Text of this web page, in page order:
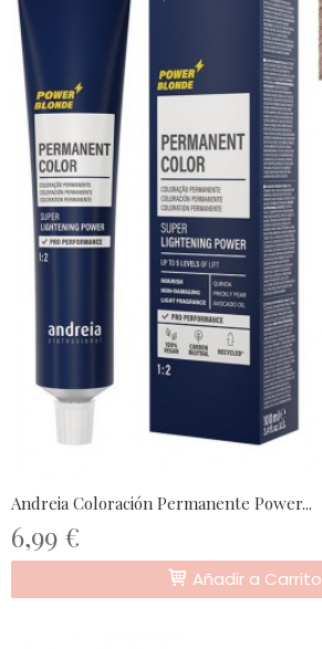
Andreia Coloración Permanente Power...
6,99 €
Añadir a Carrito